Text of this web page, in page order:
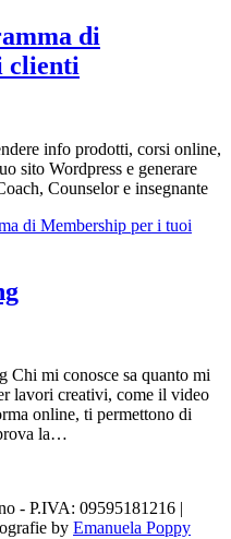
di
clienti
info prodotti, corsi online,
sito Wordpress e generare
Counselor e insegnante
di Membership per i tuoi
mi conosce sa quanto mi
lavori creativi, come il video
online, ti permettono di
la…
- P.IVA: 09595181216 |
by Emanuela Poppy